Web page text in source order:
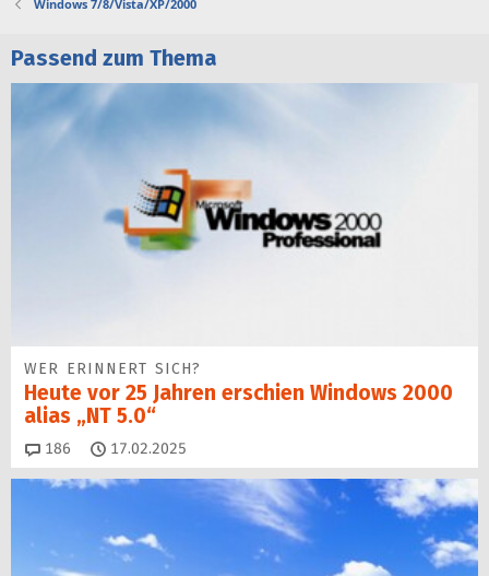
Windows 7/8/Vista/XP/2000
Passend zum Thema
WER ERINNERT SICH?
Heute vor 25 Jahren erschien Windows 2000
alias „NT 5.0“
186 Kommentare
17.02.2025